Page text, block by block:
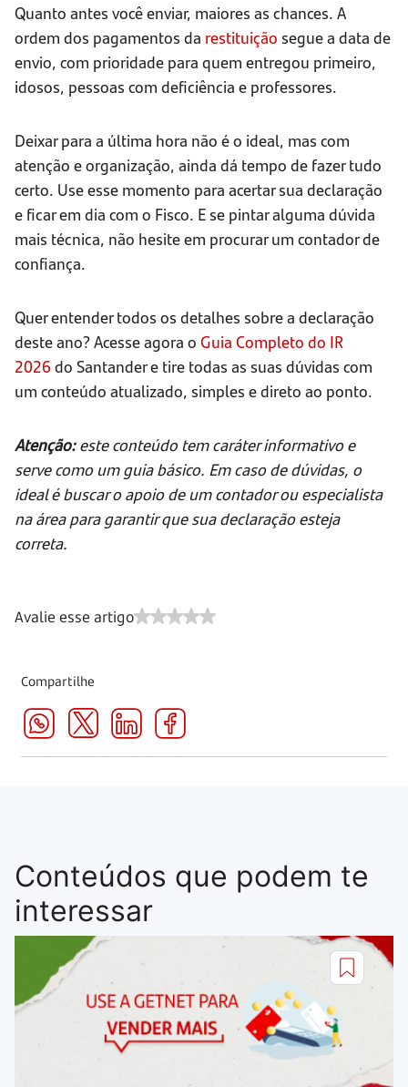
Quanto antes você enviar, maiores as chances. A
ordem dos pagamentos da restituição segue a data de
envio, com prioridade para quem entregou primeiro,
idosos, pessoas com deficiência e professores.
Deixar para a última hora não é o ideal, mas com
atenção e organização, ainda dá tempo de fazer tudo
certo. Use esse momento para acertar sua declaração
e ficar em dia com o Fisco. E se pintar alguma dúvida
mais técnica, não hesite em procurar um contador de
confiança.
Quer entender todos os detalhes sobre a declaração
deste ano? Acesse agora o Guia Completo do IR
2026 do Santander e tire todas as suas dúvidas com
um conteúdo atualizado, simples e direto ao ponto.
Atenção:este conteúdo tem caráter informativo e
serve como um guia básico. Em caso de dúvidas, o
ideal é buscar o apoio de um contador ou especialista
na área para garantir que sua declaração esteja
correta.
Avalie esse artigo
Compartilhe
Conteúdos que podem te
interessar